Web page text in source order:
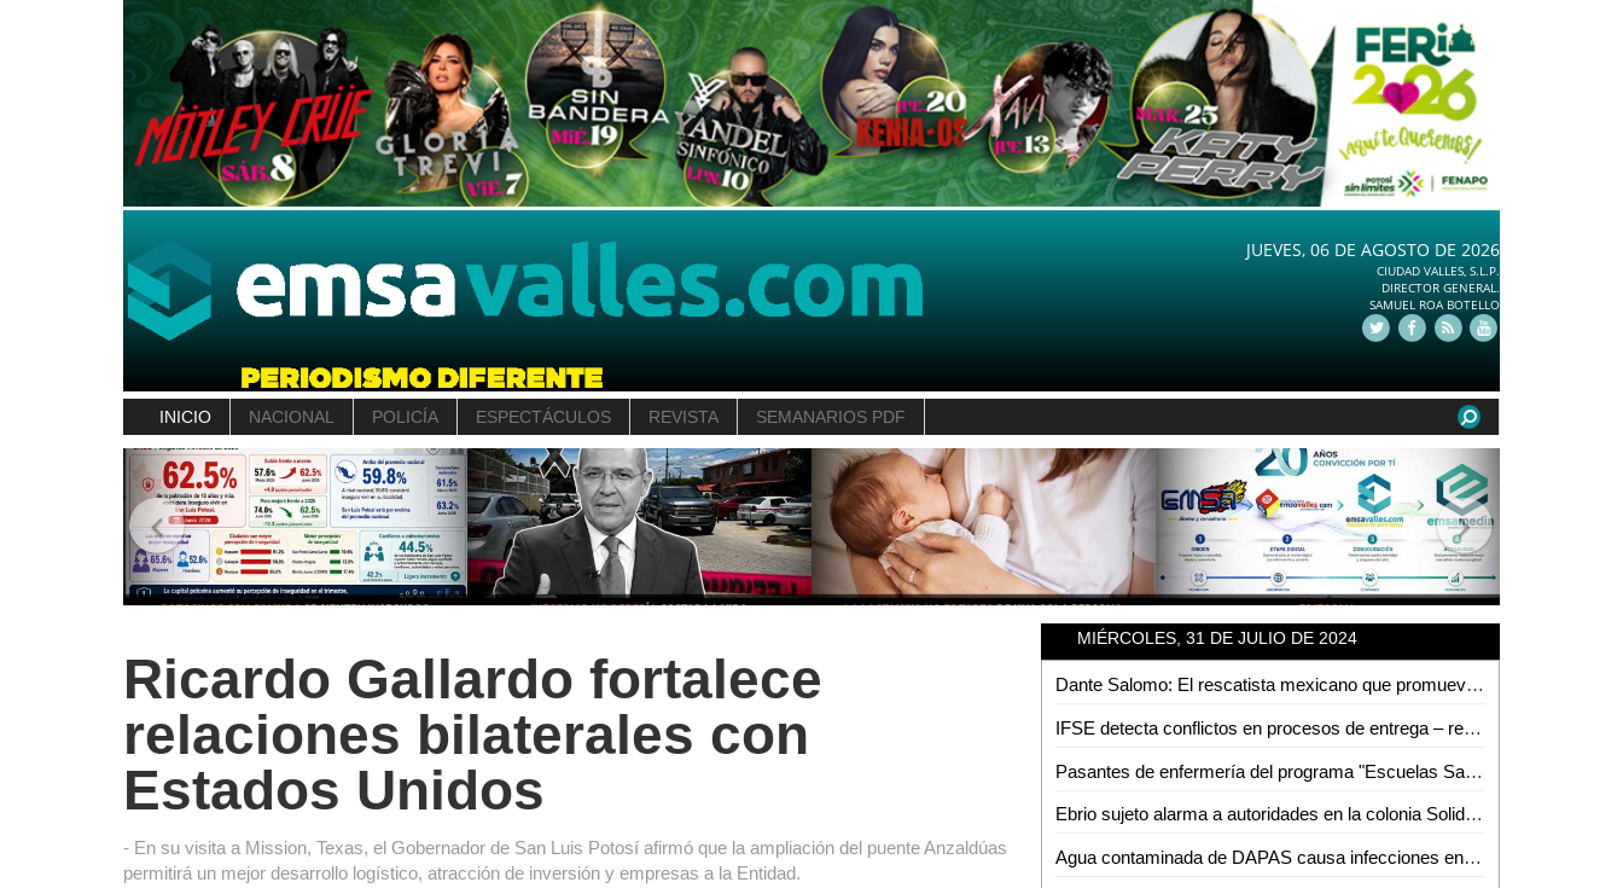
JUEVES, 06 DE AGOSTO DE 2026
CIUDAD VALLES, S.L.P.
DIRECTOR GENERAL.
SAMUEL ROA BOTELLO
INICIO NACIONAL POLICÍA ESPECTÁCULOS REVISTA SEMANARIOS PDF
Ricardo Gallardo fortalece
relaciones bilaterales con
Estados Unidos
- En su visita a Mission, Texas, el Gobernador de San Luis Potosí afirmó que la ampliación del puente Anzaldúas
permitirá un mejor desarrollo logístico, atracción de inversión y empresas a la Entidad.
MIÉRCOLES, 31 DE JULIO DE 2024
Dante Salomo: El rescatista mexicano que promueve la prevención de accidentes
IFSE detecta conflictos en procesos de entrega – recepción en municipios
Pasantes de enfermería del programa "Escuelas Saludables" reciben cartas de liberación en Valles
Ebrio sujeto alarma a autoridades en la colonia Solidaridad
Agua contaminada de DAPAS causa infecciones en la piel y estómago de los vallenses